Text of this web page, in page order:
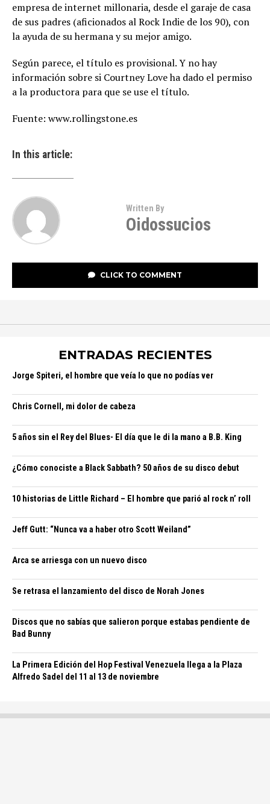
empresa de internet millonaria, desde el garaje de casa
de sus padres (aficionados al Rock Indie de los 90), con
la ayuda de su hermana y su mejor amigo.
Según parece, el título es provisional. Y no hay
información sobre si Courtney Love ha dado el permiso
a la productora para que se use el título.
Fuente: www.rollingstone.es
In this article:
Written By
Oidossucios
CLICK TO COMMENT
ENTRADAS RECIENTES
Jorge Spiteri, el hombre que veía lo que no podías ver
Chris Cornell, mi dolor de cabeza
5 años sin el Rey del Blues- El día que le di la mano a B.B. King
¿Cómo conociste a Black Sabbath? 50 años de su disco debut
10 historias de Little Richard – El hombre que parió al rock n’ roll
Jeff Gutt: “Nunca va a haber otro Scott Weiland”
Arca se arriesga con un nuevo disco
Se retrasa el lanzamiento del disco de Norah Jones
Discos que no sabías que salieron porque estabas pendiente de
Bad Bunny
La Primera Edición del Hop Festival Venezuela llega a la Plaza
Alfredo Sadel del 11 al 13 de noviembre